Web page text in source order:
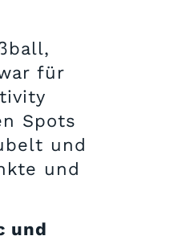
für
Spots
und
und
und